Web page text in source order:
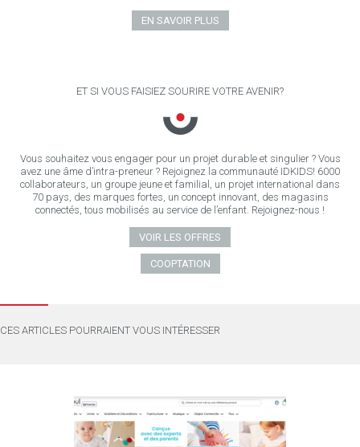
EN SAVOIR PLUS
ET SI VOUS FAISIEZ SOURIRE VOTRE AVENIR?
Vous souhaitez vous engager pour un projet durable et singulier ? Vous
avez une âme d’intra-preneur ? Rejoignez la communauté IDKIDS! 6000
collaborateurs, un groupe jeune et familial, un projet international dans
70 pays, des marques fortes, un concept innovant, des magasins
connectés, tous mobilisés au service de l’enfant. Rejoignez-nous !
VOIR LES OFFRES
COOPTATION
CES ARTICLES POURRAIENT VOUS INTÉRESSER